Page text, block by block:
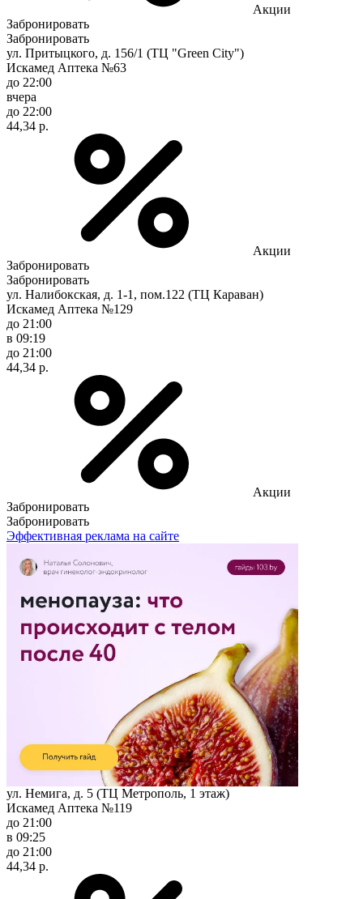
Акции
Забронировать
Забронировать
ул. Притыцкого, д. 156/1 (ТЦ "Green City")
Искамед Аптека №63
до 22:00
вчера
до 22:00
44,34 р.
Акции
Забронировать
Забронировать
ул. Налибокская, д. 1-1, пом.122 (ТЦ Караван)
Искамед Аптека №129
до 21:00
в 09:19
до 21:00
44,34 р.
Акции
Забронировать
Забронировать
Эффективная реклама на сайте
ул. Немига, д. 5 (ТЦ Метрополь, 1 этаж)
Искамед Аптека №119
до 21:00
в 09:25
до 21:00
44,34 р.